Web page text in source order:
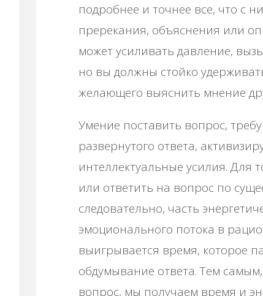
подробнее и точнее все, что с
пререкания, объяснения или
может усиливать давление,
но вы должны стойко
желающего выяснить мнение
Умение поставить вопрос,
развернутого ответа,
интеллектуальные усилия. Для
или ответить на вопрос по
следовательно, часть
эмоционального потока в
выигрывается время, которое
обдумывание ответа. Тем
вопрос, мы получаем время и